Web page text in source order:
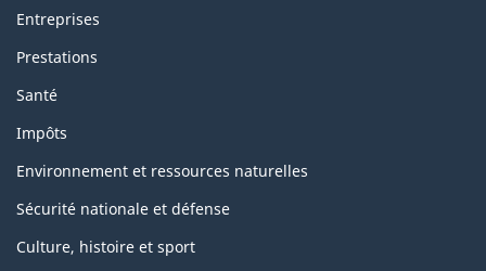
Entreprises
Prestations
Santé
Impôts
Environnement et ressources naturelles
Sécurité nationale et défense
Culture, histoire et sport